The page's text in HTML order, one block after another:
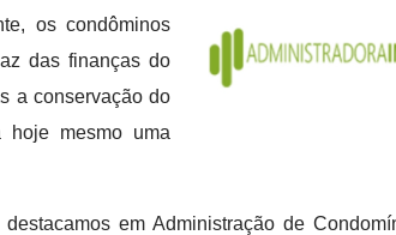
os condôminos
das finanças do
a conservação do
hoje mesmo uma
em Administração de